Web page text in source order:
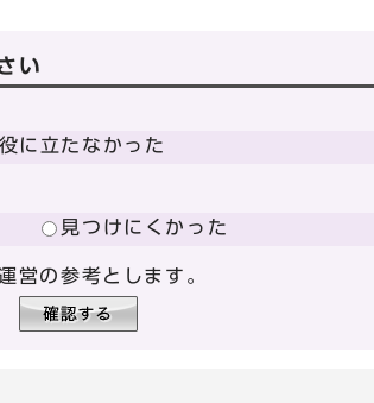
い
役に立たなかった
見つけにくかった
営の参考とします。